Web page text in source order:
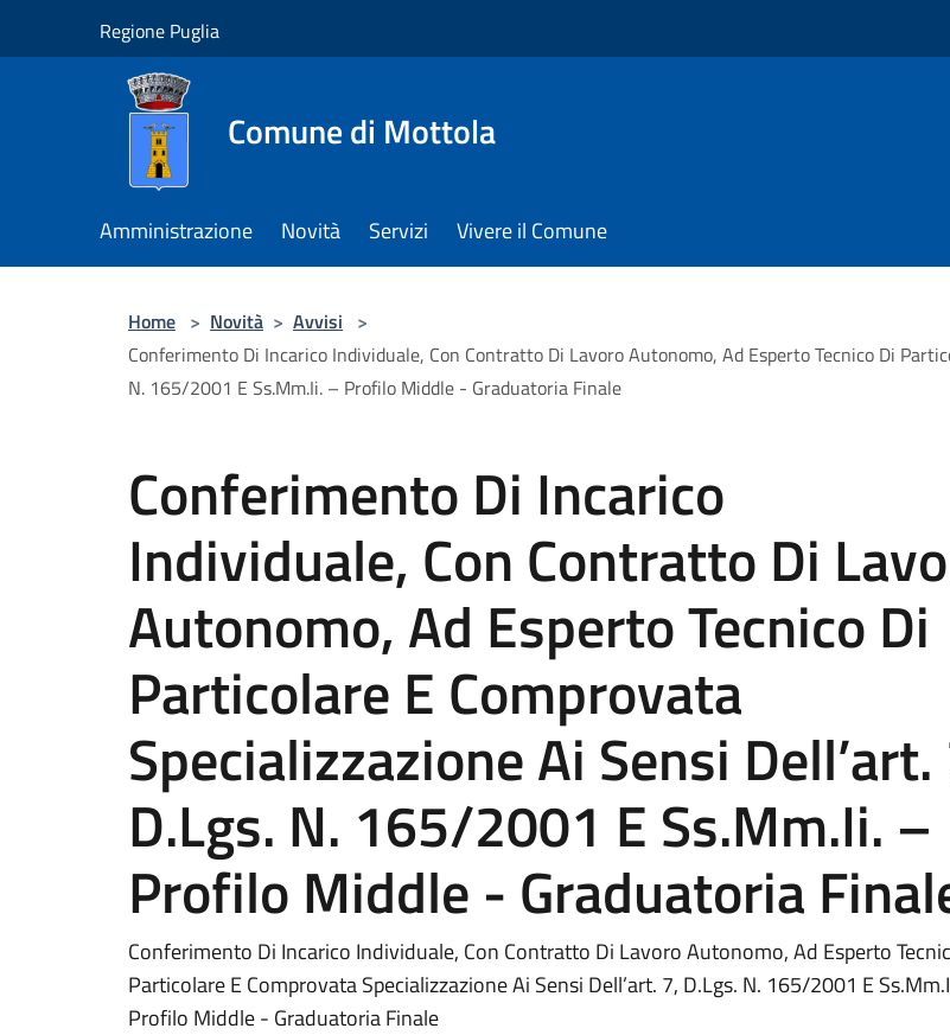
Regione Puglia
Comune di Mottola
Amministrazione Novità Servizi Vivere il Comune
Home > Novità > Avvisi >
Conferimento Di Incarico Individuale, Con Contratto Di Lavoro Autonomo, Ad Esperto Tecnico Di
N. 165/2001 E Ss.Mm.Ii. – Profilo Middle - Graduatoria Finale
Conferimento Di Incarico
Individuale, Con Contratto Di
Autonomo, Ad Esperto Tecnico Di
Particolare E Comprovata
Specializzazione Ai Sensi Dell’art.
D.Lgs. N. 165/2001 E Ss.Mm.Ii. –
Profilo Middle - Graduatoria
Conferimento Di Incarico Individuale, Con Contratto Di Lavoro Autonomo, Ad Esperto
Particolare E Comprovata Specializzazione Ai Sensi Dell’art. 7, D.Lgs. N. 165/2001 E
Profilo Middle - Graduatoria Finale